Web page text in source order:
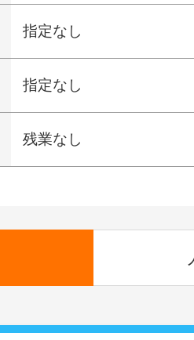
指定なし
指定なし
残業なし